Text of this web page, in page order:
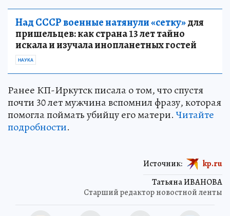
Над СССР военные натянули «сетку»для
пришельцев: как страна 13 лет тайно
искала и изучала инопланетных гостей
НАУКА
Ранее КП-Иркутск писала о том, что спустя
почти 30 лет мужчина вспомнил фразу, которая
помогла поймать убийцу его матери.Читайте
подробности.
Татьяна ИВАНОВА
Старший редактор новостной ленты
Источник: kp.ru